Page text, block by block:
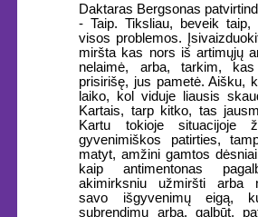
Daktaras Bergsonas
- Taip. Tiksliau, beveik
visos problemos.
miršta kas nors iš artimųjų
nelaimė, arba, tarkim,
prisirišę, jus pametė. Aišku,
laiko, kol viduje liausis
Kartais, tarp kitko, tas
Kartu tokioje situacijoje
gyvenimiškos patirties,
matyt, amžini gamtos
kaip antimentonas
akimirksniu užmiršti arba
savo išgyvenimų eigą,
subrendimu arba, galbūt,